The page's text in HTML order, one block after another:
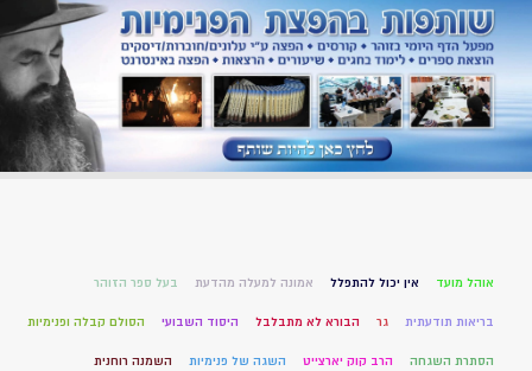
אוהל מועד אין יכול להתפלל אמונה למעלה מהדעת בעל ספר הזוהר
בריאות תודעתית גר הבורא לא מתבלבל היסוד השבועי הסולם קבלה ופנימיות
הסתרת השגחה הרב קוק יארצייט השגה של פנימיות השמנה רוחנית